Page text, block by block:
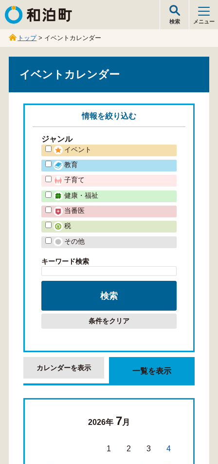
和泊町
検索 メニュー
トップ> イベントカレンダー
イベントカレンダー
情報を絞り込む
ジャンル
イベント
教育
子育て
健康・福祉
当番医
税
その他
キーワード検索
条件をクリア
カレンダーを表示 一覧を表示
2026年 7月
1 2 3 4